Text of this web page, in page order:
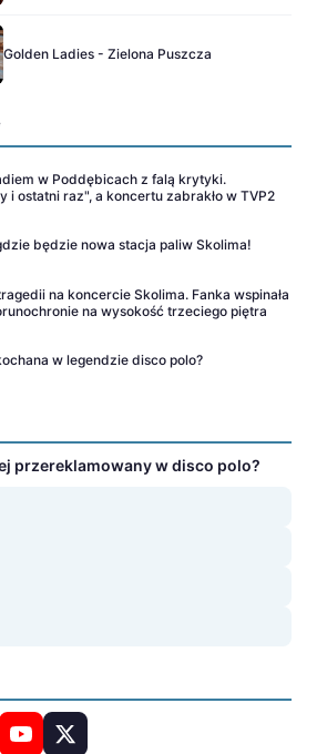
Golden Ladies - Zielona Puszcza
w Poddębicach z falą krytyki.
i ostatni raz", a koncertu zabrakło w TVP2
będzie nowa stacja paliw Skolima!
na koncercie Skolima. Fanka wspinała
na wysokość trzeciego piętra
w legendzie disco polo?
przereklamowany w disco polo?